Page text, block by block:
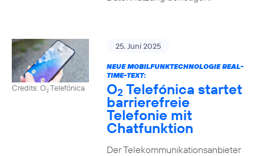
Credits: O2Telefónica
25. Juni 2025
NEUE MOBILFUNKTECHNOLOGIE REAL-
TIME-TEXT:
O2 Telefónica startet
barrierefreie
Telefonie mit
Chatfunktion
Der Telekommunikationsanbieter